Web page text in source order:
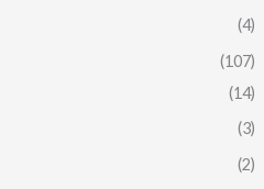
(4)
(107)
(14)
(3)
(2)